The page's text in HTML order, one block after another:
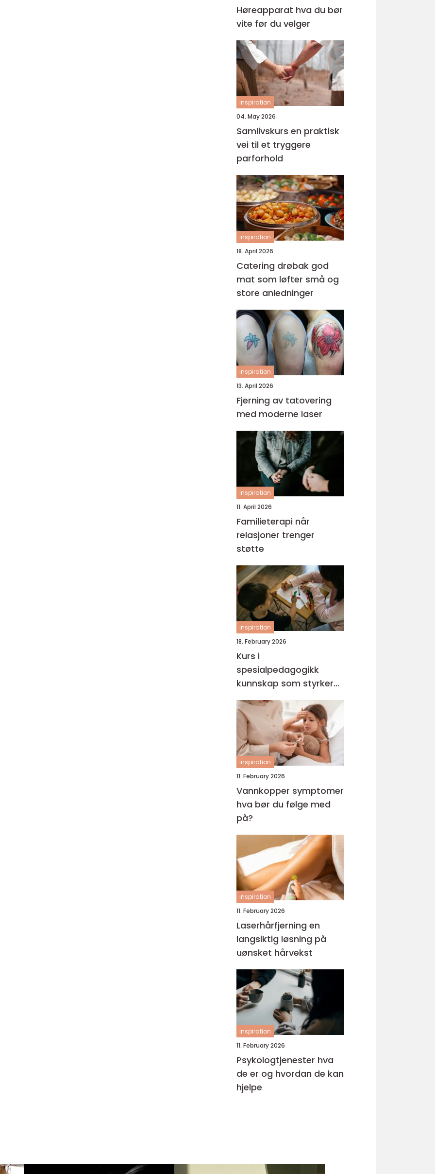
Høreapparat hva du bør
vite før du velger
inspiration
04. May 2026
Samlivskurs en praktisk
vei til et tryggere
parforhold
inspiration
18. April 2026
Catering drøbak god
mat som løfter små og
store anledninger
inspiration
13. April 2026
Fjerning av tatovering
med moderne laser
inspiration
11. April 2026
Familieterapi når
relasjoner trenger
støtte
inspiration
18. February 2026
Kurs i
spesialpedagogikk
kunnskap som styrker
hverdagen med barn og
unge
inspiration
11. February 2026
Vannkopper symptomer
hva bør du følge med
på?
inspiration
11. February 2026
Laserhårfjerning en
langsiktig løsning på
uønsket hårvekst
inspiration
11. February 2026
Psykologtjenester hva
de er og hvordan de kan
hjelpe